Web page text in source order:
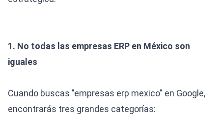
1. No todas las empresas ERP en México son
iguales
Cuando buscas "empresas erp mexico" en Google,
encontrarás tres grandes categorías: